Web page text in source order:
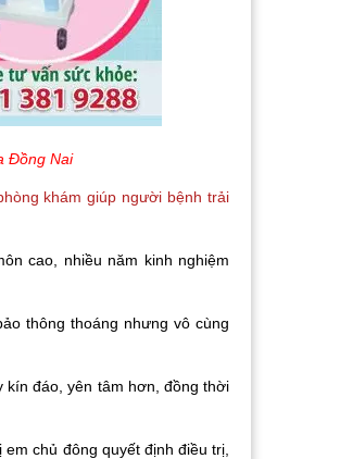
Đồng Nai
khám giúp người bệnh trải
cao, nhiều năm kinh nghiệm
thông thoáng nhưng vô cùng
kín đáo, yên tâm hơn, đồng thời
chủ đông quyết định điều trị,